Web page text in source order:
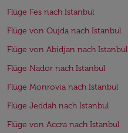
Flüge Fes nach Istanbul
Flüge von Oujda nach Istanbul
Flüge von Abidjan nach Istanbul
Flüge Nador nach Istanbul
Flüge Monrovia nach Istanbul
Flüge Jeddah nach Istanbul
Flüge von Accra nach Istanbul